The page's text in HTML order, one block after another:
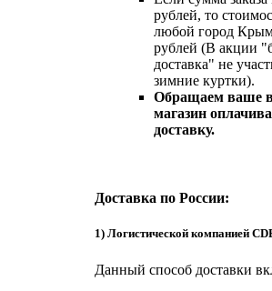
рублей, то
любой город
рублей (В акции
доставка" не
зимние куртки).
Обращаем ваше
магазин
доставку.
Доставка по России:
1) Логистической компанией
Данный способ доставки